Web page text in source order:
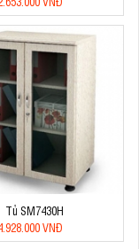
Tủ SM7430H
VNĐ